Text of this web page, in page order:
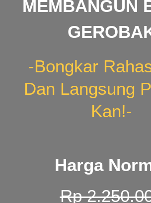
MEMBANGUN
-Bongkar
Dan Langsung
Kan!-
Harga
Rp